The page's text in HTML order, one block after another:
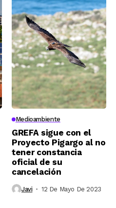
Medioambiente
GREFA sigue con el
Proyecto Pigargo al no
tener constancia
oficial de su
cancelación
Javi 12 De Mayo De 2023